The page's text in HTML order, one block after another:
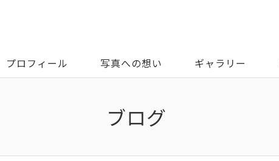
プロフィール 写真への想い ギャラリー
ブログ